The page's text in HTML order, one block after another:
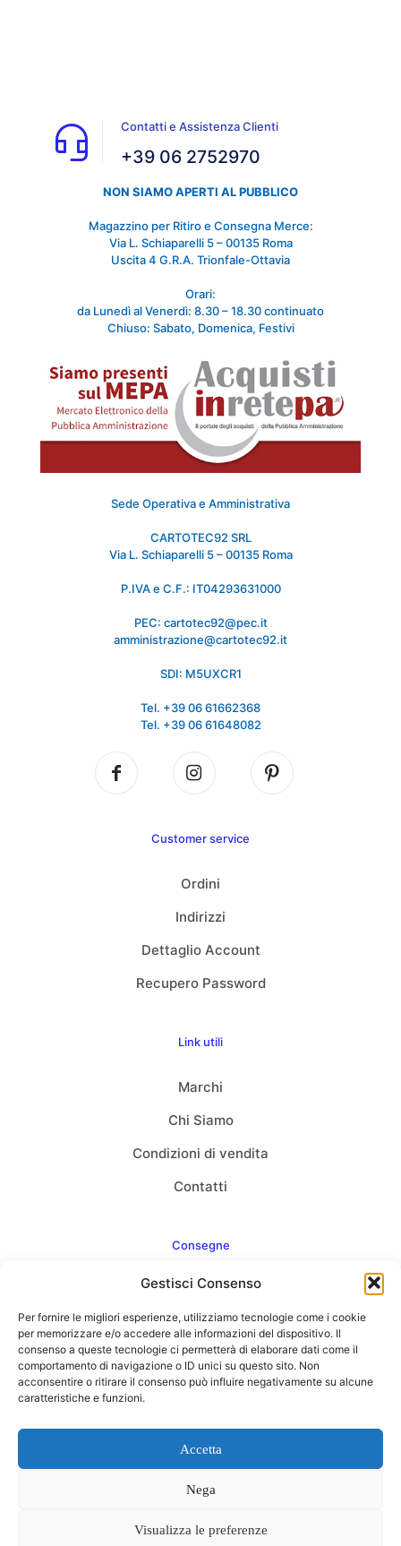
Gestisci Consenso
Per fornire le migliori esperienze, utilizziamo tecnologie come i cookie
per memorizzare e/o accedere alle informazioni del dispositivo. Il
consenso a queste tecnologie ci permetterà di elaborare dati come il
comportamento di navigazione o ID unici su questo sito. Non
acconsentire o ritirare il consenso può influire negativamente su alcune
caratteristiche e funzioni.
Accetta
Nega
Visualizza le preferenze
Contatti e Assistenza Clienti
+39 06 2752970
NON SIAMO APERTI AL PUBBLICO
Magazzino per Ritiro e Consegna Merce:
Via L. Schiaparelli 5 – 00135 Roma
Uscita 4 G.R.A. Trionfale-Ottavia
Orari:
da Lunedì al Venerdì: 8.30 – 18.30 continuato
Chiuso: Sabato, Domenica, Festivi
Sede Operativa e Amministrativa
CARTOTEC92 SRL
Via L. Schiaparelli 5 – 00135 Roma
P.IVA e C.F.: IT04293631000
PEC: cartotec92@pec.it
amministrazione@cartotec92.it
SDI: M5UXCR1
Tel. +39 06 61662368
Tel. +39 06 61648082
Customer service
Ordini
Indirizzi
Dettaglio Account
Recupero Password
Link utili
Marchi
Chi Siamo
Condizioni di vendita
Contatti
Consegne
Come consegnamo
FAQ